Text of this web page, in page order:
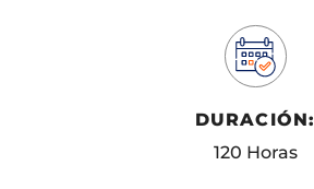
DURACIÓN:
120 Horas